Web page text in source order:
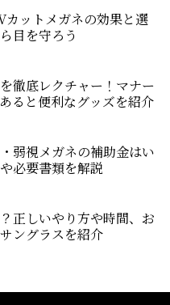
カットメガネの効果と選
目を守ろう
徹底レクチャー！マナー
ると便利なグッズを紹介
弱視メガネの補助金はい
必要書類を解説
正しいやり方や時間、お
ングラスを紹介